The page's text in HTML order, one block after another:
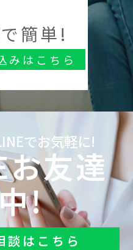
簡単!
みはこちら
でお気軽に!
友達
!
はこちら